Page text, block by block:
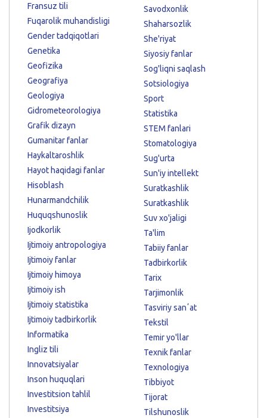
Fransuz tili
Fuqarolik muhandisligi
Gender tadqiqotlari
Genetika
Geofizika
Geografiya
Geologiya
Gidrometeorologiya
Grafik dizayn
Gumanitar fanlar
Haykaltaroshlik
Hayot haqidagi fanlar
Hisoblash
Hunarmandchilik
Huquqshunoslik
Ijodkorlik
Ijtimoiy antropologiya
Ijtimoiy fanlar
Ijtimoiy himoya
Ijtimoiy ish
Ijtimoiy statistika
Ijtimoiy tadbirkorlik
Informatika
Ingliz tili
Innovatsiyalar
Inson huquqlari
Investitsion tahlil
Investitsiya
Savodxonlik
Shaharsozlik
She'riyat
Siyosiy fanlar
Sog'liqni saqlash
Sotsiologiya
Sport
Statistika
STEM fanlari
Stomatologiya
Sug'urta
Sun'iy intellekt
Suratkashlik
Suratkashlik
Suv xo'jaligi
Ta'lim
Tabiiy fanlar
Tadbirkorlik
Tarix
Tarjimonlik
Tasviriy sanʼat
Tekstil
Temir yo'llar
Texnik fanlar
Texnologiya
Tibbiyot
Tijorat
Tilshunoslik